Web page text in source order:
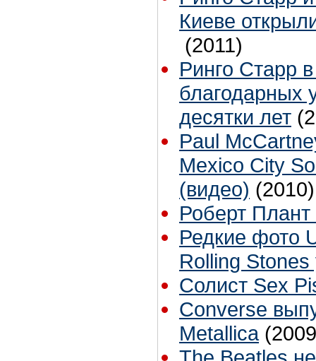
Киеве
(2011)
Ринго Старр
благодарных
десятки лет
Paul
Mexico City
(видео) (2010)
Роберт
Редкие фото
Rolling Stones
Солист Sex
Converse
Metallica